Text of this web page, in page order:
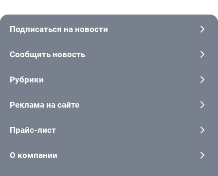
Подписаться на новости
Сообщить новость
Рубрики
Реклама на сайте
Прайс-лист
О компании